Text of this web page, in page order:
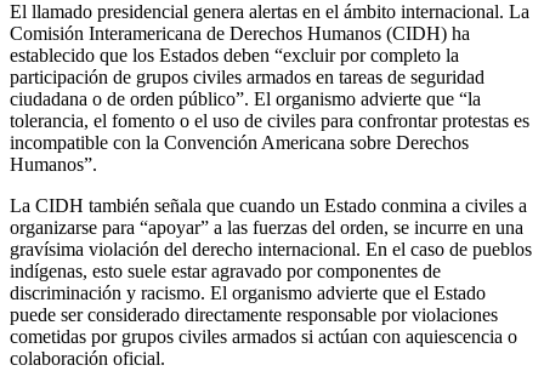
El llamado presidencial genera alertas en el ámbito internacional. La
Comisión Interamericana de Derechos Humanos (CIDH) ha
establecido que los Estados deben “excluir por completo la
participación de grupos civiles armados en tareas de seguridad
ciudadana o de orden público”. El organismo advierte que “la
tolerancia, el fomento o el uso de civiles para confrontar protestas es
incompatible con la Convención Americana sobre Derechos
Humanos”.
La CIDH también señala que cuando un Estado conmina a civiles a
organizarse para “apoyar” a las fuerzas del orden, se incurre en una
gravísima violación del derecho internacional. En el caso de pueblos
indígenas, esto suele estar agravado por componentes de
discriminación y racismo. El organismo advierte que el Estado
puede ser considerado directamente responsable por violaciones
cometidas por grupos civiles armados si actúan con aquiescencia o
colaboración oficial.